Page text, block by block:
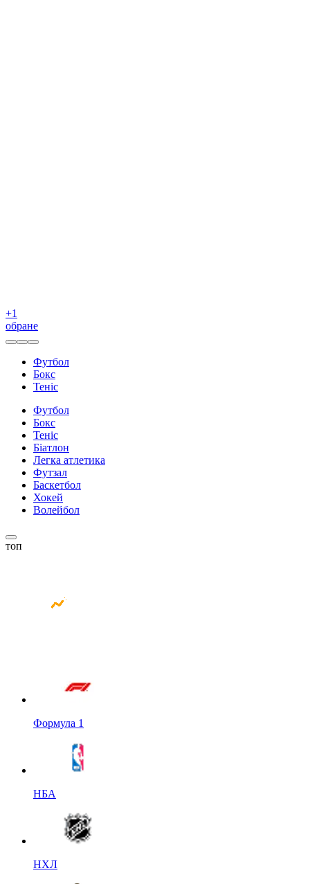
+1
обране
Футбол
Бокс
Теніс
Футбол
Бокс
Теніс
Біатлон
Легка атлетика
Футзал
Баскетбол
Хокей
Волейбол
топ
Формула 1
НБА
НХЛ